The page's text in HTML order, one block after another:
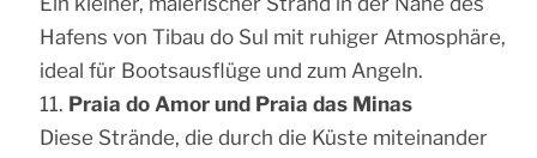
Hafens von Tibau do Sul mit ruhiger Atmosphäre,
ideal für Bootsausflüge und zum Angeln.
Praia do Amor und Praia das Minas
Diese Strände, die durch die Küste miteinander